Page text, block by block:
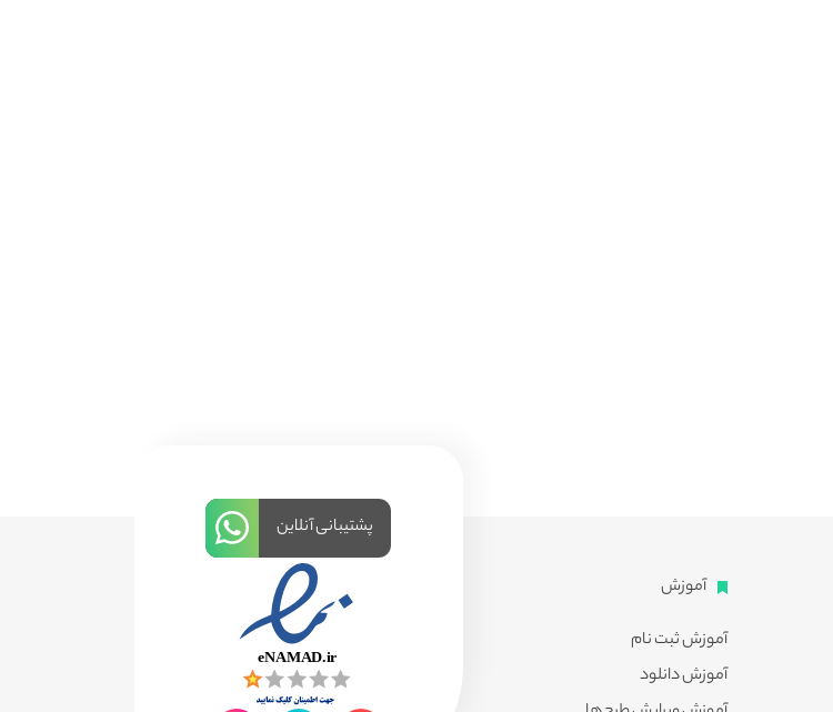
آموزش
آموزش ثبت نام
آموزش دانلود
پشتیبانی آنلاین